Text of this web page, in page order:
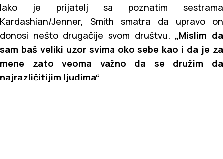
Iako je prijatelj sa poznatim sestrama
Kardashian/Jenner, Smith smatra da upravo on
donosi nešto drugačije svom društvu. „Mislim da
sam baš veliki uzor svima oko sebe kao i da je za
mene zato veoma važno da se družim da
najrazličitijim ljudima“.